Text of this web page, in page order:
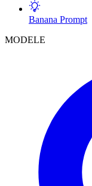
Banana Prompt
MODELE